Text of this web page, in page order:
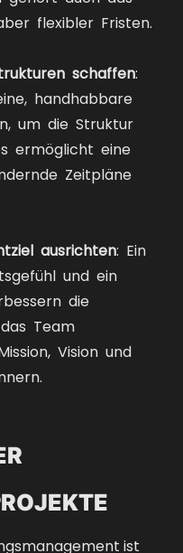
flexibler Fristen.
schaffen:
handhabbare
um die Struktur
ermöglicht eine
Zeitpläne
ausrichten: Ein
und ein
die
Team
Vision und
ist